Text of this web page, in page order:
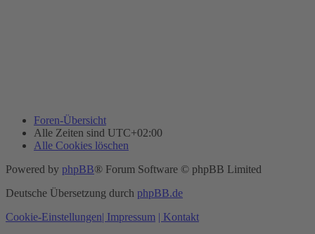
Foren-Übersicht
Alle Zeiten sind UTC+02:00
Alle Cookies löschen
Powered by phpBB® Forum Software © phpBB Limited
Deutsche Übersetzung durch phpBB.de
Cookie-Einstellungen| Impressum | Kontakt